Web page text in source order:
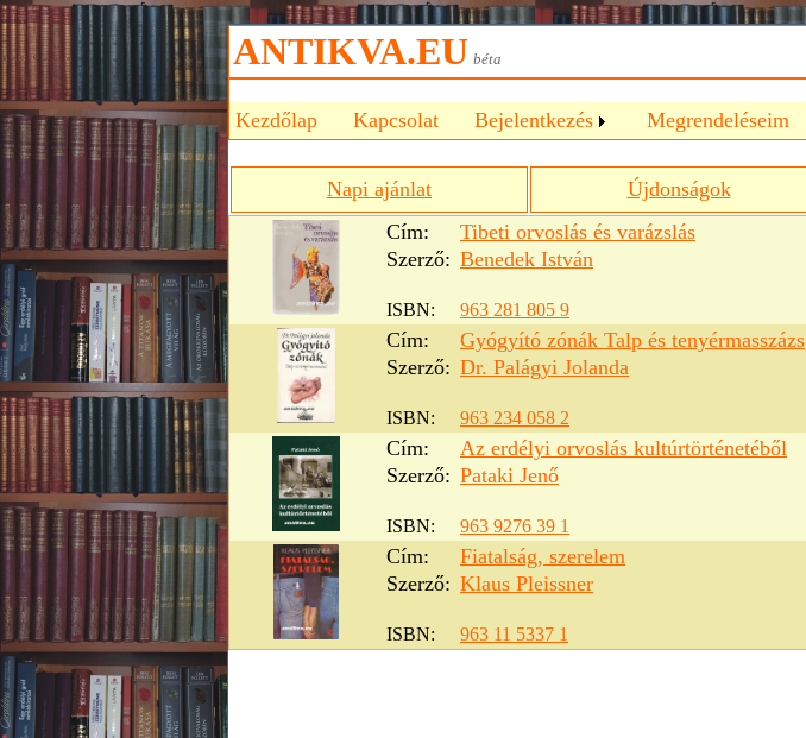
ANTIKVA.EU béta
Kezdőlap Kapcsolat Bejelentkezés Megrendeléseim
Napi ajánlat Újdonságok
Cím:
Tibeti orvoslás és varázslás
Szerző: Benedek István
ISBN:
963 281 805 9
Cím:
Gyógyító zónák Talp és tenyérmasszázs
Szerző: Dr. Palágyi Jolanda
ISBN:
963 234 058 2
Cím:
Az erdélyi orvoslás kultúrtörténetéből
Szerző: Pataki Jenő
ISBN:
963 9276 39 1
Cím:
Fiatalság, szerelem
Szerző: Klaus Pleissner
ISBN:
963 11 5337 1